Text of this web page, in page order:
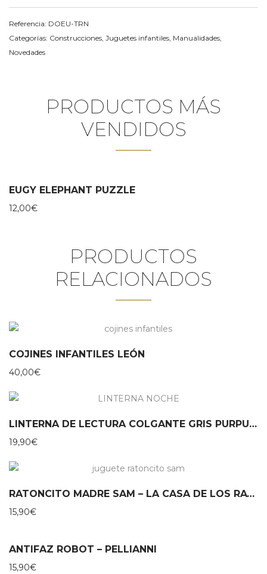
Referencia: DOEU-TRN
Categorías: Construcciones Juguetes infantiles Manualidades
Novedades
PRODUCTOS MÁS
VENDIDOS
EUGY ELEPHANT PUZZLE
12,00€
PRODUCTOS
RELACIONADOS
COJINES INFANTILES LEÓN
40,00€
LINTERNA DE LECTURA COLGANTE GRIS PURPURINA MOSES
19,90€
RATONCITO MADRE SAM – LA CASA DE LOS RATONES
15,90€
ANTIFAZ ROBOT – PELLIANNI
15,90€